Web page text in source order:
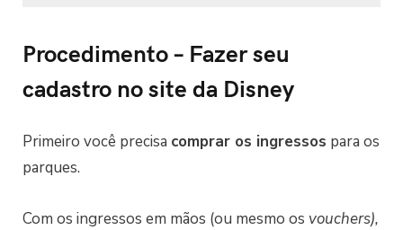
Procedimento – Fazer seu
cadastro no site da Disney
Primeiro você precisa comprar os ingressos para os
parques.
Com os ingressos em mãos (ou mesmo os vouchers),